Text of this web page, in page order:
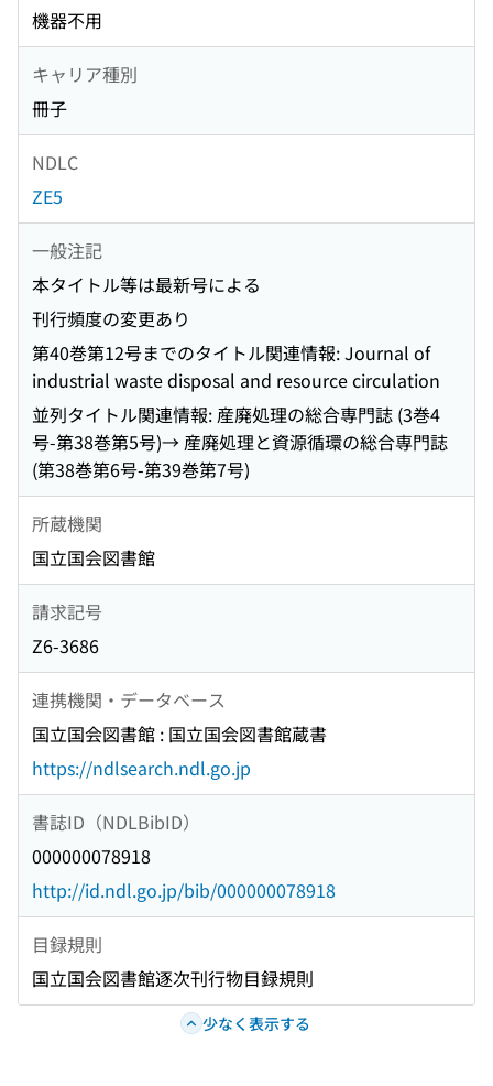
機器不用
キャリア種別
冊子
NDLC
ZE5
一般注記
本タイトル等は最新号による
刊行頻度の変更あり
第40巻第12号までのタイトル関連情報: Journal of
industrial waste disposal and resource circulation
並列タイトル関連情報: 産廃処理の総合専門誌 (3巻4
号-第38巻第5号)→ 産廃処理と資源循環の総合専門誌
(第38巻第6号-第39巻第7号)
所蔵機関
国立国会図書館
請求記号
Z6-3686
連携機関・データベース
国立国会図書館 : 国立国会図書館蔵書
https://ndlsearch.ndl.go.jp
書誌ID（NDLBibID）
000000078918
http://id.ndl.go.jp/bib/000000078918
目録規則
国立国会図書館逐次刊行物目録規則
少なく表示する